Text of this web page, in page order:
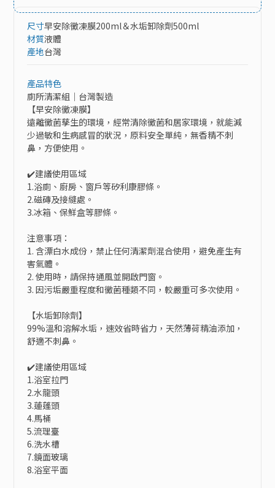
尺寸早安除黴凍膜200ml＆水垢卸除劑500ml
材質液體
產地台灣
產品特色
廁所清潔組｜台灣製造
【早安除黴凍膜】
遠離黴菌孳生的環境，經常清除黴菌和居家環境，就能減
少過敏和生病感冒的狀況，原料安全單純，無香精不刺
鼻，方便使用。
✔️建議使用區域
1.浴廁、廚房、窗戶等矽利康膠條。
2.磁磚及接縫處。
3.冰箱、保鮮盒等膠條。
注意事項：
1. 含漂白水成份，禁止任何清潔劑混合使用，避免產生有
害氣體。
2. 使用時，請保持通風並開啟門窗。
3. 因污垢嚴重程度和黴菌種類不同，較嚴重可多次使用。
【水垢卸除劑】
99%溫和溶解水垢，速效省時省力，天然薄荷精油添加，
舒適不刺鼻。
✔️建議使用區域
1.浴室拉門
2.水龍頭
3.蓮蓬頭
4.馬桶
5.流理臺
6.洗水槽
7.鏡面玻璃
8.浴室平面